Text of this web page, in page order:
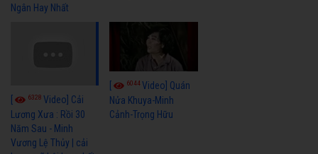
Ngân Hay Nhất
6328 Video] Cải
Lương Xưa : Rồi 30
Năm Sau - Minh
Vương Lệ Thủy | cải
6044Video] Quán
Nửa Khuya-Minh
Cảnh-Trọng Hữu